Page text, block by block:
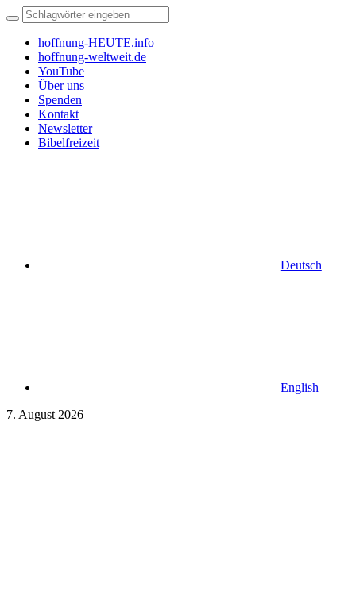
hoffnung-HEUTE.info
hoffnung-weltweit.de
YouTube
Über uns
Spenden
Kontakt
Newsletter
Bibelfreizeit
Deutsch
English
7. August 2026